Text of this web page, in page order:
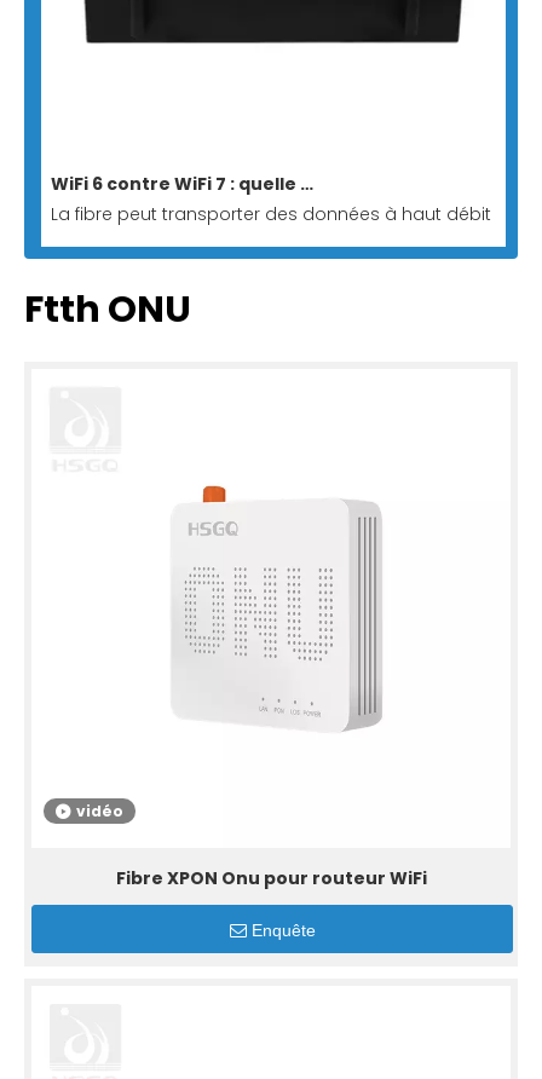
WiFi 6 contre WiFi 7 : quelle ONU/ONT convient aux réseaux entièrement optiques ?
La fibre peut transporter des données à haut débit
Ftth ONU
vidéo
Fibre XPON Onu pour routeur WiFi
Enquête